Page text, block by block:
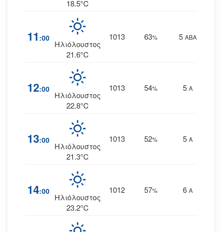
18.5°C
11 :00
Ηλιόλουστος
21.6°C
1013 63% 5 ΑΒΑ
12:00
Ηλιόλουστος
22.8°C
1013 54% 5 Α
13:00
Ηλιόλουστος
21.3°C
1013 52% 5 Α
14:00
Ηλιόλουστος
23.2°C
1012 57% 6 Α